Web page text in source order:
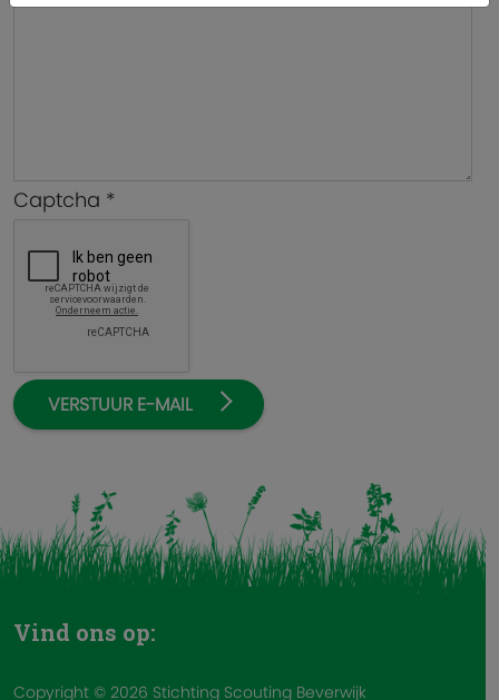
Captcha *
VERSTUUR E-MAIL
Vind ons op:
Copyright © 2026 Stichting Scouting Beverwijk